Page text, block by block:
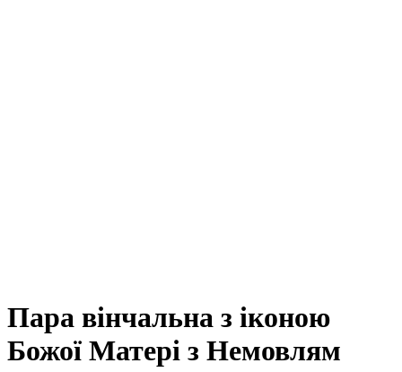
Пара вінчальна з іконою
Божої Матері з Немовлям